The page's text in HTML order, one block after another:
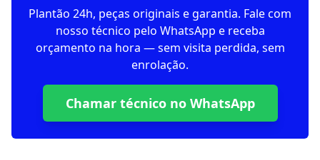
Plantão 24h, peças originais e garantia. Fale com
nosso técnico pelo WhatsApp e receba
orçamento na hora — sem visita perdida, sem
enrolação.
Chamar técnico no WhatsApp